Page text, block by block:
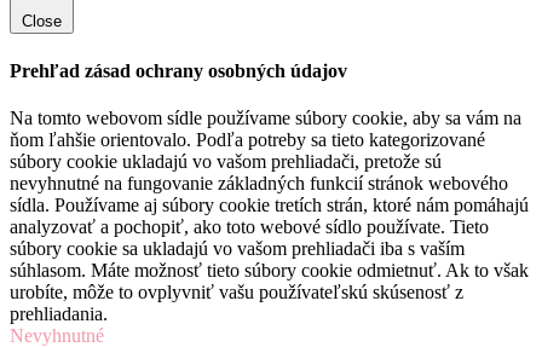
Close
Prehľad zásad ochrany osobných údajov
Na tomto webovom sídle používame súbory cookie, aby sa vám na
ňom ľahšie orientovalo. Podľa potreby sa tieto kategorizované
súbory cookie ukladajú vo vašom prehliadači, pretože sú
nevyhnutné na fungovanie základných funkcií stránok webového
sídla. Používame aj súbory cookie tretích strán, ktoré nám pomáhajú
analyzovať a pochopiť, ako toto webové sídlo používate. Tieto
súbory cookie sa ukladajú vo vašom prehliadači iba s vaším
súhlasom. Máte možnosť tieto súbory cookie odmietnuť. Ak to však
urobíte, môže to ovplyvniť vašu používateľskú skúsenosť z
prehliadania.
Nevyhnutné